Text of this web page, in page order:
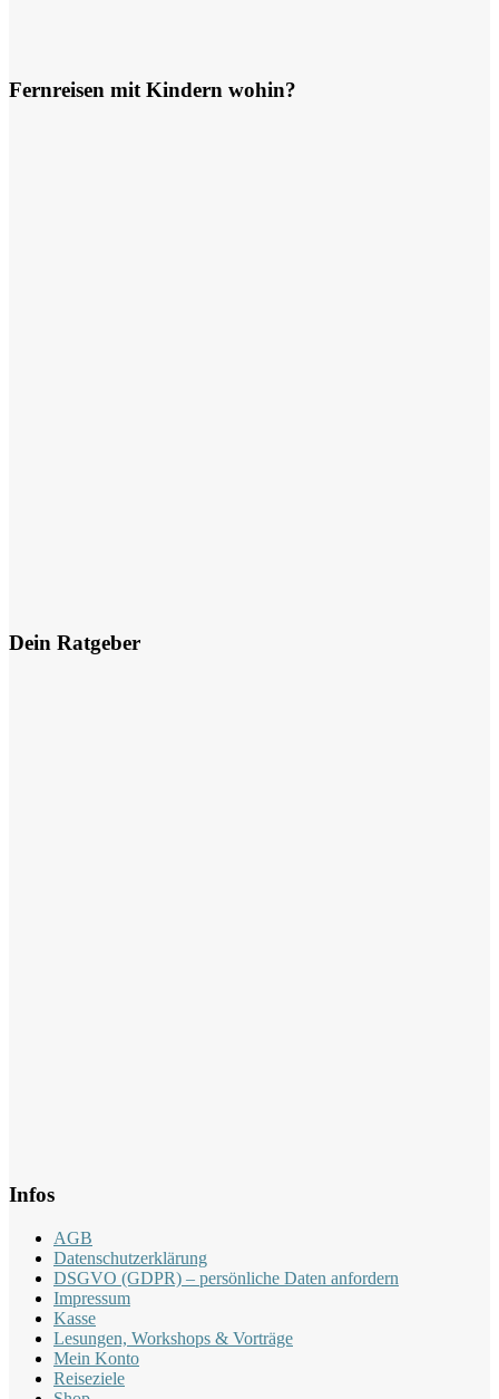
Fernreisen mit Kindern wohin?
Dein Ratgeber
Infos
AGB
Datenschutzerklärung
DSGVO (GDPR) – persönliche Daten anfordern
Impressum
Kasse
Lesungen, Workshops & Vorträge
Mein Konto
Reiseziele